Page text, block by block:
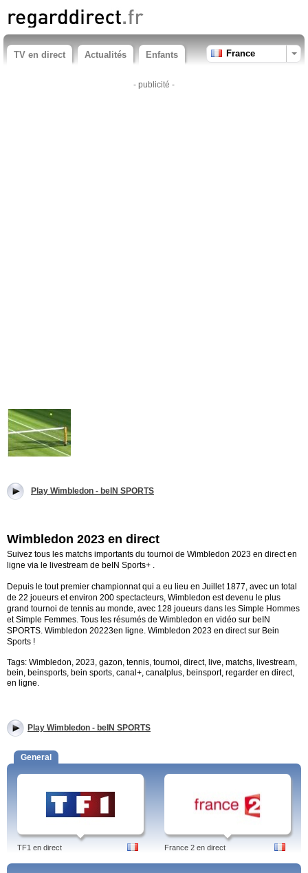
TV en direct Actualités Enfants France
- publicité -
Play Wimbledon - beIN SPORTS
Wimbledon 2023 en direct
Suivez tous les matchs importants du tournoi de Wimbledon 2023 en direct en
ligne via le livestream de beIN Sports+ .
Depuis le tout premier championnat qui a eu lieu en Juillet 1877, avec un total
de 22 joueurs et environ 200 spectacteurs, Wimbledon est devenu le plus
grand tournoi de tennis au monde, avec 128 joueurs dans les Simple Hommes
et Simple Femmes. Tous les résumés de Wimbledon en vidéo sur beIN
SPORTS. Wimbledon 20223en ligne. Wimbledon 2023 en direct sur Bein
Sports !
Tags: Wimbledon, 2023, gazon, tennis, tournoi, direct, live, matchs, livestream,
bein, beinsports, bein sports, canal+, canalplus, beinsport, regarder en direct,
en ligne.
Play Wimbledon - beIN SPORTS
General
TF1 en direct France 2 en direct